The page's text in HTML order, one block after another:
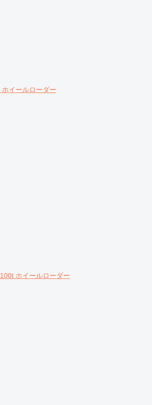
イールローダー
ホイールローダー